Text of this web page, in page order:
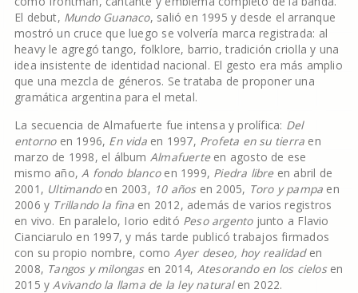
El debut, Mundo Guanaco, salió en 1995 y desde el arranque
mostró un cruce que luego se volvería marca registrada: al
heavy le agregó tango, folklore, barrio, tradición criolla y una
idea insistente de identidad nacional. El gesto era más amplio
que una mezcla de géneros. Se trataba de proponer una
gramática argentina para el metal.
La secuencia de Almafuerte fue intensa y prolífica: Del
entornoen 1996, En vidaen 1997, Profeta en su tierra en
marzo de 1998, el álbum Almafuerteen agosto de ese
mismo año,A fondo blancoen 1999, Piedra libreen abril de
2001, Ultimandoen 2003, 10 añosen 2005, Toro y pampa en
2006 y Trillando la finaen 2012, además de varios registros
en vivo. En paralelo, Iorio editó Peso argentojunto a Flavio
Cianciarulo en 1997, y más tarde publicó trabajos firmados
con su propio nombre, como Ayer deseo, hoy realidaden
2008, Tangos y milongasen 2014, Atesorando en los cielosen
2015 yAvivando la llama de la ley naturalen 2022.